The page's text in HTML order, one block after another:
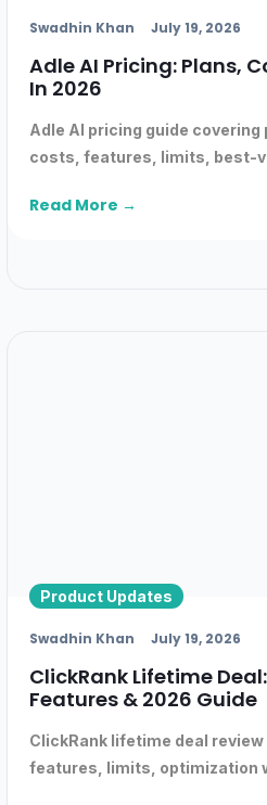
Swadhin Khan July 19, 2026
Adle AI Pricing: Plans,
In 2026
Adle AI pricing guide
costs, features, limits, best-
Read More →
Product Updates
Swadhin Khan July 19, 2026
ClickRank Lifetime
Features & 2026 Guide
ClickRank lifetime deal review
features, limits, optimization